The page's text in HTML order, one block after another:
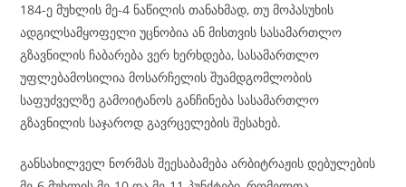
184-ე მუხლის მე-4 ნაწილის თანახმად, თუ მოპასუხის
ადგილსამყოფელი უცნობია ან მისთვის სასამართლო
გზავნილის ჩაბარება ვერ ხერხდება, სასამართლო
უფლებამოსილია მოსარჩელის შუამდგომლობის
საფუძველზე გამოიტანოს განჩინება სასამართლო
გზავნილის საჯაროდ გავრცელების შესახებ.
განსახილველ ნორმას შეესაბამება არბიტრაჟის დებულების